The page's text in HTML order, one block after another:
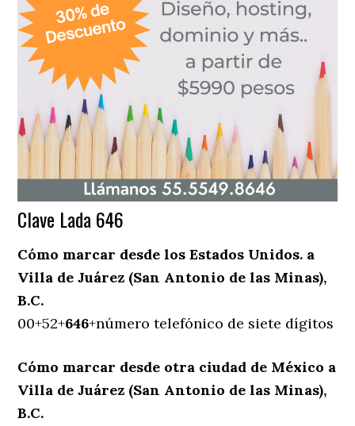
Clave Lada 646
Cómo marcar desde los Estados Unidos. a
Villa de Juárez (San Antonio de las Minas),
B.C.
00+52+646+número telefónico de siete dígitos
Cómo marcar desde otra ciudad de México a
Villa de Juárez (San Antonio de las Minas),
B.C.